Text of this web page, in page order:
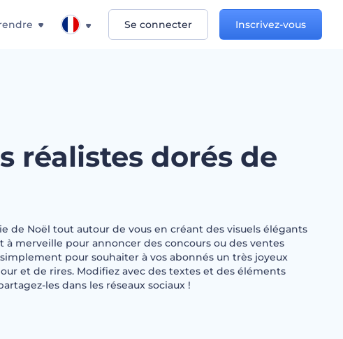
Se connecter Inscrivez-vous
réalistes dorés de
de Noël tout autour de vous en créant des visuels élégants
à merveille pour annoncer des concours ou des ventes
pour souhaiter à vos abonnés un très joyeux
et de rires. Modifiez avec des textes et des éléments
les dans les réseaux sociaux !